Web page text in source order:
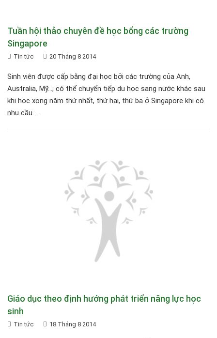
Tuần hội thảo chuyên đề học bổng các trường
Singapore
Tin tức 20 Tháng 8 2014
Sinh viên được cấp bằng đại học bởi các trường của Anh,
Australia, Mỹ...; có thể chuyển tiếp du học sang nước khác sau
khi học xong năm thứ nhất, thứ hai, thứ ba ở Singapore khi có
nhu cầu. ...
Giáo dục theo định hướng phát triển năng lực học
sinh
Tin tức 18 Tháng 8 2014